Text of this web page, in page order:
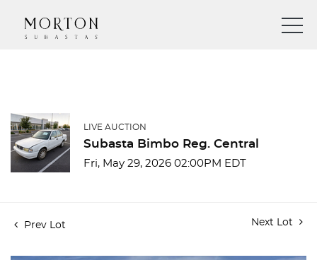
LIVE AUCTION
Subasta Bimbo Reg. Central
Fri, May 29, 2026 02:00PM EDT
Prev Lot Next Lot